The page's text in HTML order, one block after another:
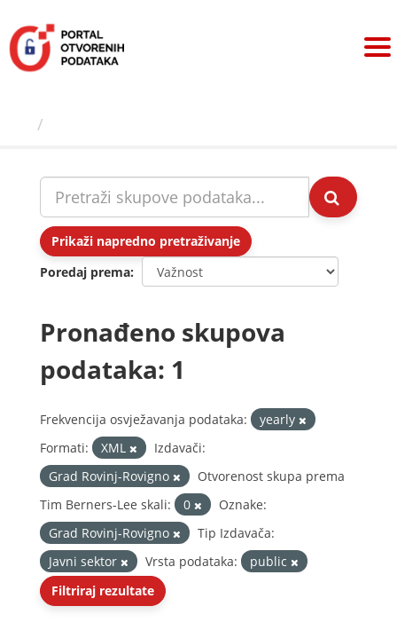
sadržaj
Prikaži napredno pretraživanje
Poredaj prema
Pronađeno skupova
podataka: 1
Frekvencija osvježavanja podataka:
yearly
Formati:
XML
Izdavači:
Grad Rovinj-Rovigno
Otvorenost skupa prema
Tim Berners-Lee skali:
0
Oznake:
Grad Rovinj-Rovigno
Tip Izdavača:
Javni sektor
Vrsta podataka:
public
Filtriraj rezultate